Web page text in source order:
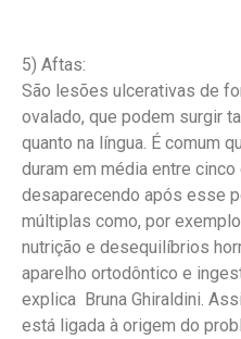
5) Aftas:
São lesões ulcerativas de
ovalado, que podem surgir
quanto na língua. É comum
duram em média entre
desaparecendo após esse
múltiplas como, por
nutrição e desequilíbrios
aparelho ortodôntico e
explica Bruna Ghiraldini.
está ligada à origem do